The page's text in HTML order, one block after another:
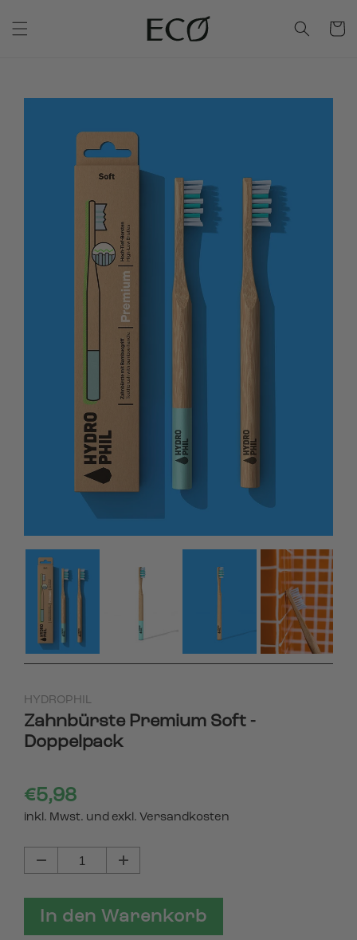
HYDROPHIL
Zahnbürste Premium Soft -
Doppelpack
€5,98
inkl. Mwst. und exkl. Versandkosten
In den Warenkorb